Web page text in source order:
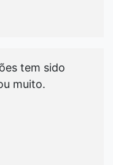
tem sido
muito.